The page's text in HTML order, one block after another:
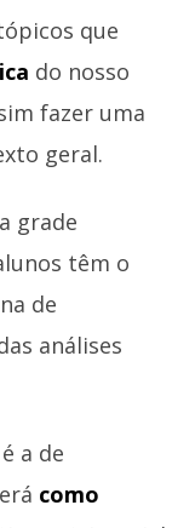
que
do nosso
fazer uma
geral.
grade
têm o
de
análises
a de
como